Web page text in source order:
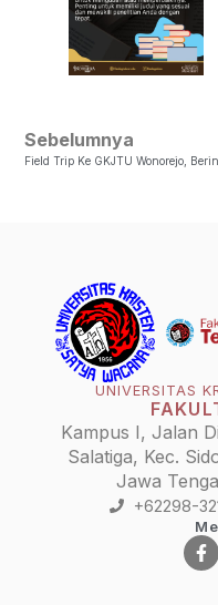
Sebelumnya
UNIVERSITAS
Kampus I, Jalan
Salatiga, Kec.
Jawa
+62298-